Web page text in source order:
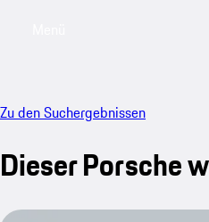
Zu den Suchergebnissen
Dieser Porsche